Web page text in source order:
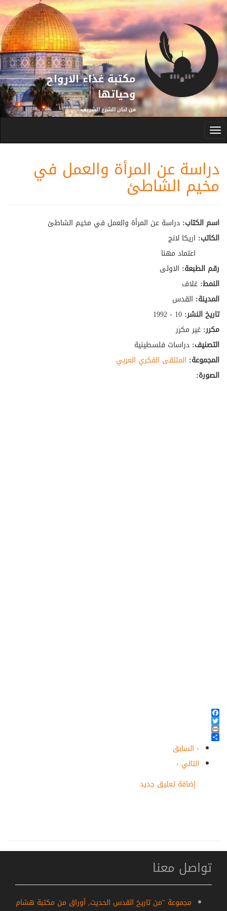
إلى المحتوى الرئيسي
مكتبة غذاء الارواح
وحياتها
من لبان الشرع الشريف
Toggle
دراسة عن المرأة والعمل في
مخيم الشاطئ
اسم الكتاب:دراسة عن المرأة والعمل في مخيم الشاطئ
الكاتب:اريكا لانج
اعتماد مهنا
رقم الطبعة:الاولى
النمط:غلاف
المدينة:القدس
تاريخ النشر:10 - 1992
مكرر:غير مكرر
التصنيف:دراسات فلسطينية
المجموعة:الملتقى الفكري العربي
الصورة:
Facebook
Twitter
Print
‹ السابق
التالي ›
إضافة تعليق جديد
تواصل معنا
مجموعة "من تاريخ القدس الحديث, أوراق من مكتبة هشام